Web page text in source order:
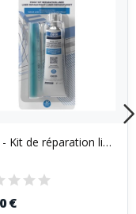
GEB - Kit de réparation liner piscine, PVC souple
€